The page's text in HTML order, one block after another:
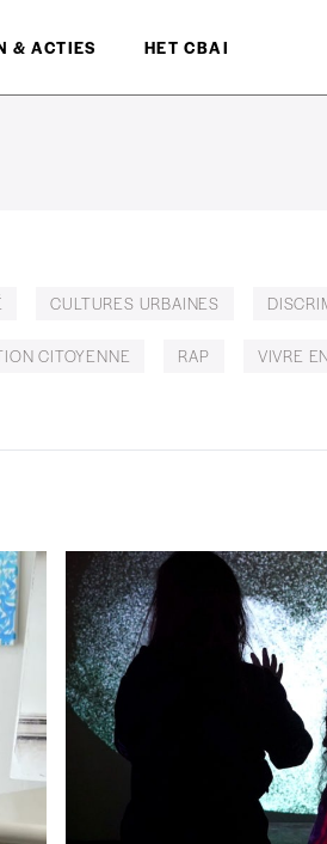
& ACTIES HET CBAI
CULTURES URBAINES
CITOYENNE RAP VIVRE